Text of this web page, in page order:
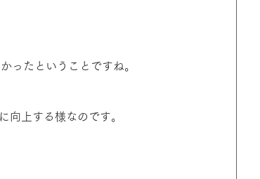
ったということですね。
向上する様なのです。